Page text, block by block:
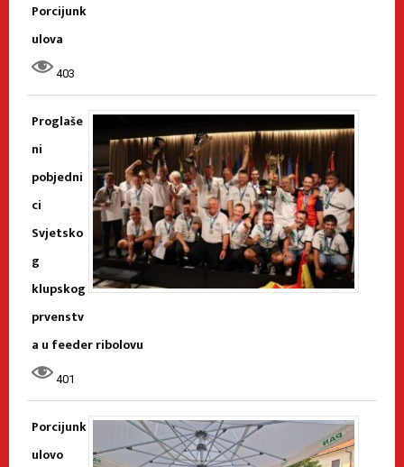
Porcijunk
ulova
403
Proglaše
ni
pobjedni
ci
Svjetsko
g
klupskog
prvenstv
a u feeder ribolovu
401
Porcijunk
ulovo